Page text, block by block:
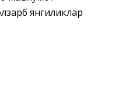
янгиликлар